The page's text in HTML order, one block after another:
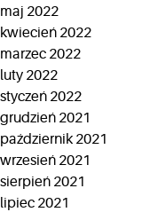
maj 2022
kwiecień 2022
marzec 2022
luty 2022
styczeń 2022
grudzień 2021
październik 2021
wrzesień 2021
sierpień 2021
lipiec 2021